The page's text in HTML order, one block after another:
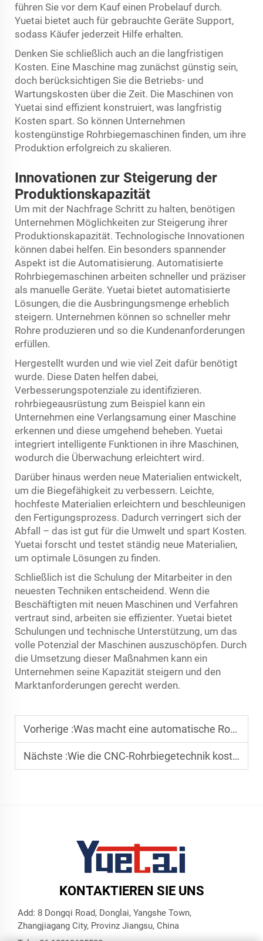
führen Sie vor dem Kauf einen Probelauf durch.
Yuetai bietet auch für gebrauchte Geräte Support,
sodass Käufer jederzeit Hilfe erhalten.
Denken Sie schließlich auch an die langfristigen
Kosten. Eine Maschine mag zunächst günstig sein,
doch berücksichtigen Sie die Betriebs- und
Wartungskosten über die Zeit. Die Maschinen von
Yuetai sind effizient konstruiert, was langfristig
Kosten spart. So können Unternehmen
kostengünstige Rohrbiegemaschinen finden, um ihre
Produktion erfolgreich zu skalieren.
Innovationen zur Steigerung der
Produktionskapazität
Um mit der Nachfrage Schritt zu halten, benötigen
Unternehmen Möglichkeiten zur Steigerung ihrer
Produktionskapazität. Technologische Innovationen
können dabei helfen. Ein besonders spannender
Aspekt ist die Automatisierung. Automatisierte
Rohrbiegemaschinen arbeiten schneller und präziser
als manuelle Geräte. Yuetai bietet automatisierte
Lösungen, die die Ausbringungsmenge erheblich
steigern. Unternehmen können so schneller mehr
Rohre produzieren und so die Kundenanforderungen
erfüllen.
Hergestellt wurden und wie viel Zeit dafür benötigt
wurde. Diese Daten helfen dabei,
Verbesserungspotenziale zu identifizieren.
rohrbiegeausrüstung zum Beispiel kann ein
Unternehmen eine Verlangsamung einer Maschine
erkennen und diese umgehend beheben. Yuetai
integriert intelligente Funktionen in ihre Maschinen,
wodurch die Überwachung erleichtert wird.
Darüber hinaus werden neue Materialien entwickelt,
um die Biegefähigkeit zu verbessern. Leichte,
hochfeste Materialien erleichtern und beschleunigen
den Fertigungsprozess. Dadurch verringert sich der
Abfall – das ist gut für die Umwelt und spart Kosten.
Yuetai forscht und testet ständig neue Materialien,
um optimale Lösungen zu finden.
Schließlich ist die Schulung der Mitarbeiter in den
neuesten Techniken entscheidend. Wenn die
Beschäftigten mit neuen Maschinen und Verfahren
vertraut sind, arbeiten sie effizienter. Yuetai bietet
Schulungen und technische Unterstützung, um das
volle Potenzial der Maschinen auszuschöpfen. Durch
die Umsetzung dieser Maßnahmen kann ein
Unternehmen seine Kapazität steigern und den
Marktanforderungen gerecht werden.
Vorherige :Was macht eine automatische Rohrbiegemaschine zum Herzstück der modernen Metallverarbeitung?
Nächste :Wie die CNC-Rohrbiegetechnik kostspielige manuelle Fehler in der Schwerindustrie eliminiert
KONTAKTIEREN SIE UNS
Add: 8 Dongqi Road, Donglai, Yangshe Town,
Zhangjiagang City, Provinz Jiangsu, China